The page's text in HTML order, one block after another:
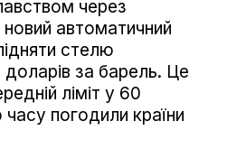
через
автоматичний
стелю
за барель. Це
ліміт у 60
часу погодили країни